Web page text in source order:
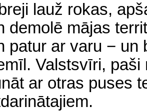
lauž rokas,
demolē mājas
patur ar varu − un
Valstsvīri,
ar otras puses